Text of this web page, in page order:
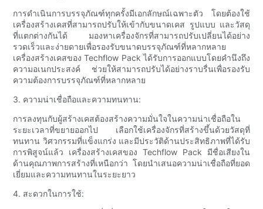
การดำเนินการบรรจุภัณฑ์ทุกครั้งมีเอกลักษณ์เฉพาะตัว โดยต้องใช้
เครื่องสร้างเคสที่สามารถปรับให้เข้ากับขนาดเคส รูปแบบ และวัสดุ
ที่แตกต่างกันได้ มองหาเครื่องจักรที่สามารถปรับเปลี่ยนได้อย่าง
รวดเร็วและง่ายดายเพื่อรองรับขนาดบรรจุภัณฑ์ที่หลากหลาย
เครื่องสร้างเคสของ Techflow Pack ได้รับการออกแบบโดยคำนึงถึง
ความอเนกประสงค์ ช่วยให้สามารถปรับได้อย่างราบรื่นเพื่อรองรับ
ความต้องการบรรจุภัณฑ์ที่หลากหลาย
3. ความน่าเชื่อถือและความทนทาน:
การลงทุนกับผู้สร้างเคสต้องสร้างความมั่นใจในความน่าเชื่อถือใน
ระยะเวลาที่ขยายออกไป เลือกใช้เครื่องจักรที่สร้างขึ้นด้วยวัสดุที่
ทนทาน วิศวกรรมที่แข็งแกร่ง และมีประวัติด้านประสิทธิภาพที่ได้รับ
การพิสูจน์แล้ว เครื่องสร้างเคสของ Techflow Pack มีชื่อเสียงใน
ด้านคุณภาพการสร้างที่เหนือกว่า โดยนำเสนอความน่าเชื่อถือที่ยอด
เยี่ยมและความทนทานในระยะยาว
4. สะดวกในการใช้: